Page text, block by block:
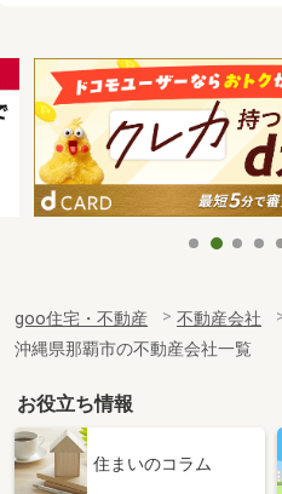
goo住宅・不動産 不動産会社
沖縄県那覇市の不動産会社一覧
お役立ち情報
住まいのコラム